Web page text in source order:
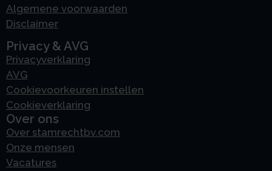
Algemene voorwaarden
Disclaimer
Privacy & AVG
Privacyverklaring
AVG
Cookievoorkeuren instellen
Cookieverklaring
Over ons
Over stamrechtbv.com
Onze mensen
Vacatures